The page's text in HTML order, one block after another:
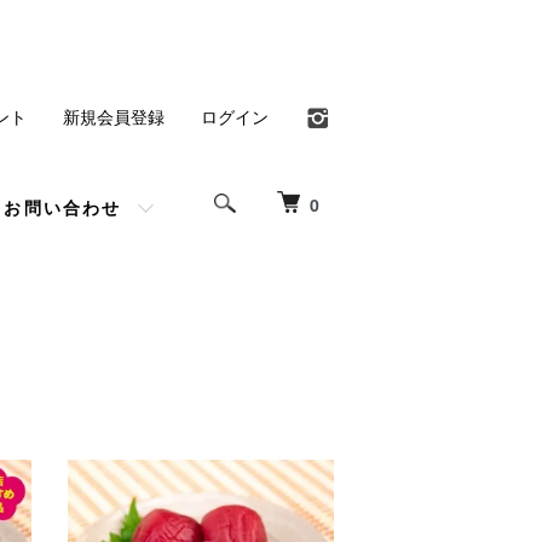
0
お問い合わせ
ト 新規会員登録 ログイン